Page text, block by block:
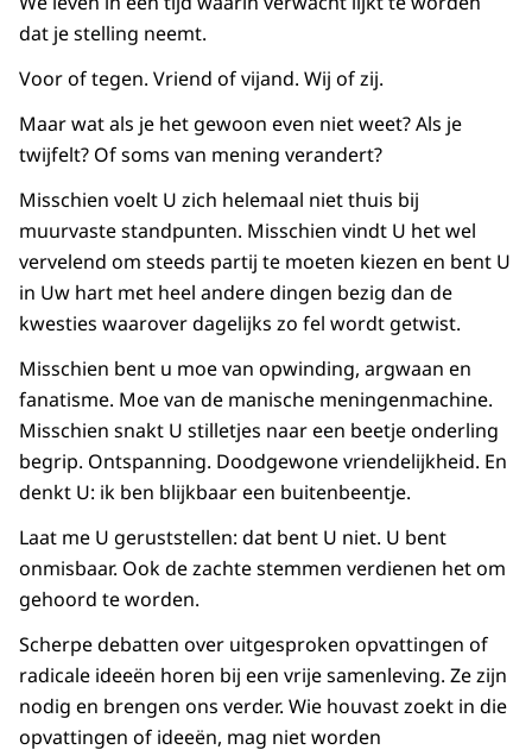
dat je stelling neemt.
Voor of tegen. Vriend of vijand. Wij of zij.
Maar wat als je het gewoon even niet weet? Als je
twijfelt? Of soms van mening verandert?
Misschien voelt U zich helemaal niet thuis bij
muurvaste standpunten. Misschien vindt U het wel
vervelend om steeds partij te moeten kiezen en bent U
in Uw hart met heel andere dingen bezig dan de
kwesties waarover dagelijks zo fel wordt getwist.
Misschien bent u moe van opwinding, argwaan en
fanatisme. Moe van de manische meningenmachine.
Misschien snakt U stilletjes naar een beetje onderling
begrip. Ontspanning. Doodgewone vriendelijkheid. En
denkt U: ik ben blijkbaar een buitenbeentje.
Laat me U geruststellen: dat bent U niet. U bent
onmisbaar. Ook de zachte stemmen verdienen het om
gehoord te worden.
Scherpe debatten over uitgesproken opvattingen of
radicale ideeën horen bij een vrije samenleving. Ze zijn
nodig en brengen ons verder. Wie houvast zoekt in die
opvattingen of ideeën, mag niet worden